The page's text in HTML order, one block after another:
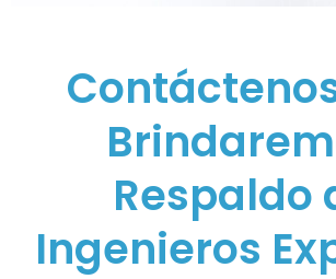
Respaldo
Ingenieros